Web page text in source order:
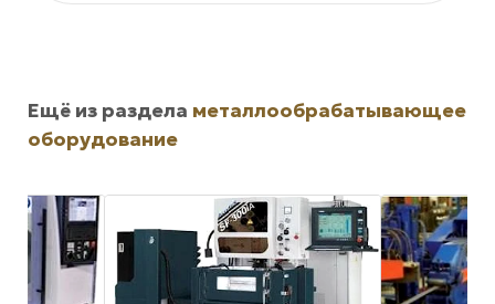
Ещё из раздела металлообрабатывающее
оборудование